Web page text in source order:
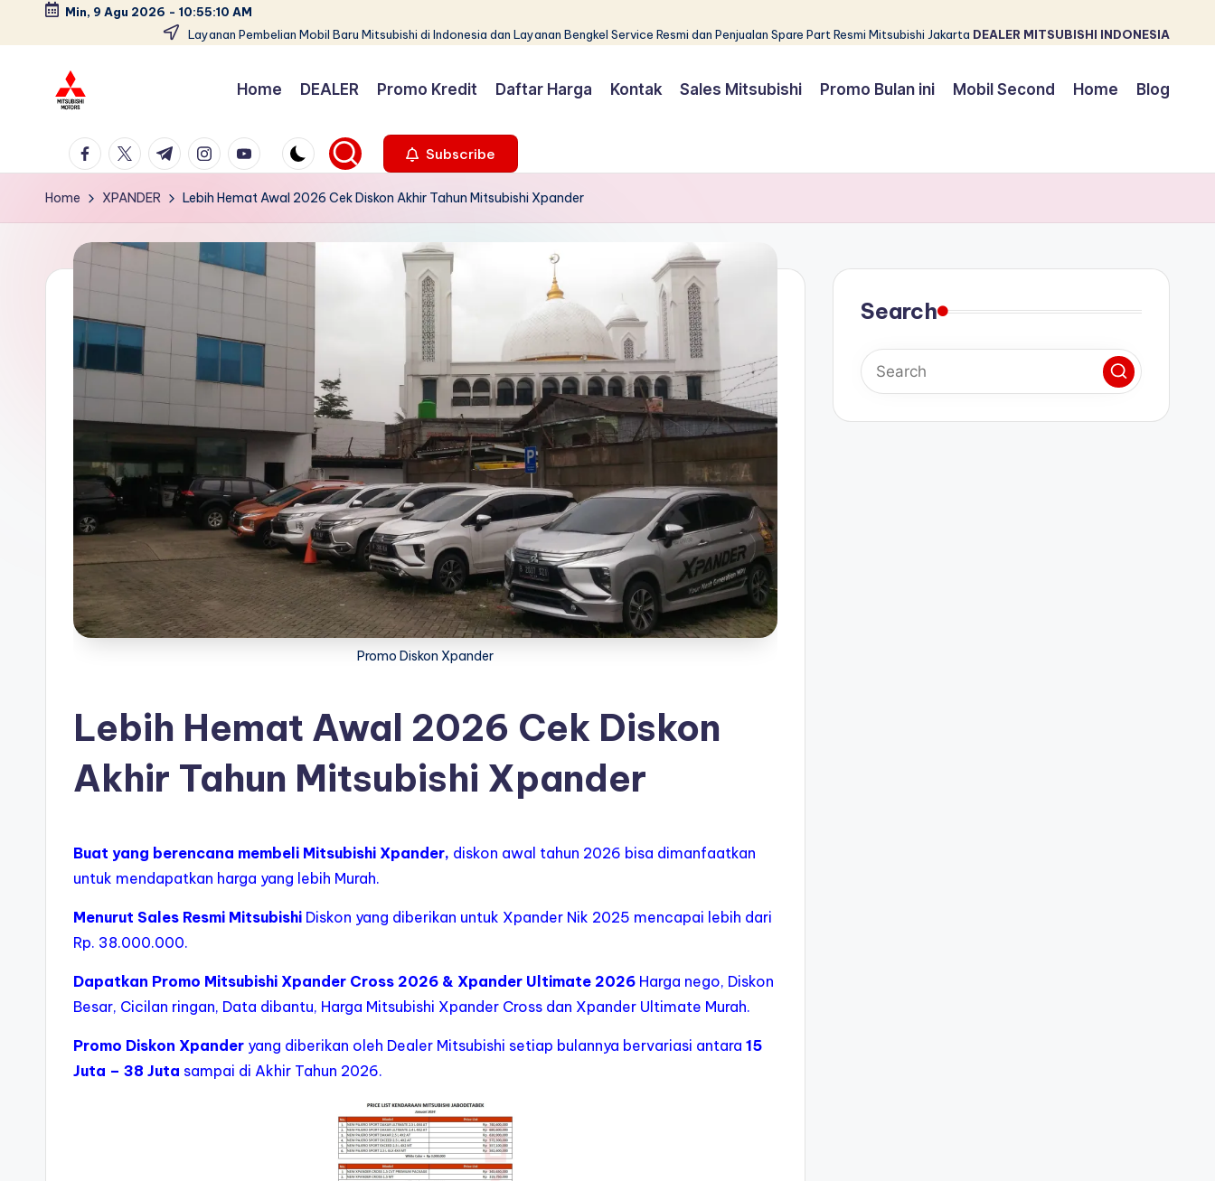
Skip
content
Min, 9 Agu 2026 - 10:55:11 AM
Layanan Pembelian Mobil Baru Mitsubishi di Indonesia dan Layanan Bengkel Service Resmi dan Penjualan Spare Part Resmi Mitsubishi Jakarta DEALER MITSUBISHI INDONESIA
e
a
e
M
is
hi
In
Mitsubishi
Jakarta
PT.
Diamond
Tunai
Kredit
Home DEALER Promo Kredit Daftar Harga Kontak Sales Mitsubishi Promo Bulan ini Mobil Second Home Blog
facebook.com
twitter.com
t.me instagram.com
youtube.com Subscribe
Home XPANDER Lebih Hemat Awal 2026 Cek Diskon Akhir Tahun Mitsubishi Xpander
Promo Diskon Xpander
Lebih Hemat Awal 2026 Cek Diskon
Akhir Tahun Mitsubishi Xpander
Buat yang berencana membeli Mitsubishi Xpander, diskon awal tahun 2026 bisa dimanfaatkan
untuk mendapatkan harga yang lebih Murah.
Menurut Sales Resmi Mitsubishi Diskon yang diberikan untuk Xpander Nik 2025 mencapai lebih dari
Rp. 38.000.000.
Dapatkan Promo Mitsubishi Xpander Cross 2026 & Xpander Ultimate 2026 Harga nego, Diskon
Besar, Cicilan ringan, Data dibantu, Harga Mitsubishi Xpander Cross dan Xpander Ultimate Murah.
Promo Diskon Xpander yang diberikan oleh Dealer Mitsubishi setiap bulannya bervariasi antara 15
Juta – 38 Juta sampai di Akhir Tahun 2026.
Search